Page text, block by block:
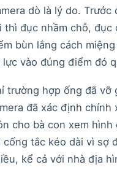
dò là lý do.
thì đục nhầm chỗ,
bùn lắng cách
lực vào đúng điểm đó
trường hợp ống đã vỡ
đã xác định
cho bà con xem
cống tắc kéo dài vì sợ
kể cả với nhà địa